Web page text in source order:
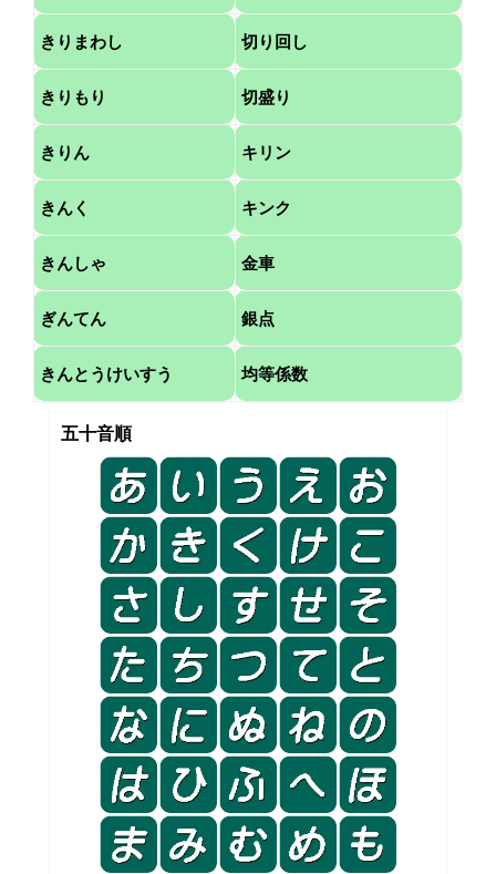
きりまわし 切り回し
きりもり 切盛り
きりん キリン
きんく キンク
きんしゃ 金車
ぎんてん 銀点
きんとうけいすう 均等係数
五十音順